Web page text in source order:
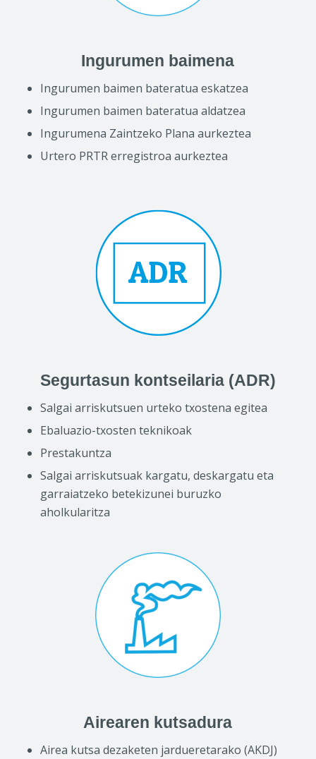
Ingurumen baimena
Ingurumen baimen bateratua eskatzea
Ingurumen baimen bateratua aldatzea
Ingurumena Zaintzeko Plana aurkeztea
Urtero PRTR erregistroa aurkeztea
Segurtasun kontseilaria (ADR)
Salgai arriskutsuen urteko txostena egitea
Ebaluazio-txosten teknikoak
Prestakuntza
Salgai arriskutsuak kargatu, deskargatu eta
garraiatzeko betekizunei buruzko
aholkularitza
Airearen kutsadura
Airea kutsa dezaketen jardueretarako (AKDJ)